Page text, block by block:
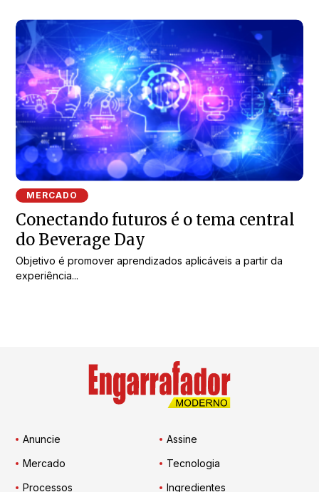
MERCADO
Conectando futuros é o tema central
do Beverage Day
Objetivo é promover aprendizados aplicáveis a partir da
experiência...
Anuncie
Assine
Mercado
Tecnologia
Processos
Ingredientes